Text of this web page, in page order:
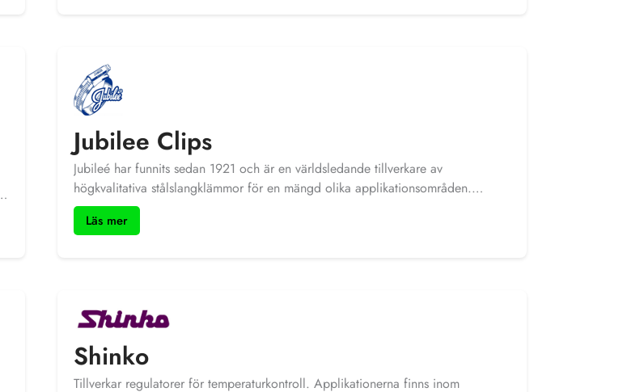
Jubilee Clips
Jubileé har funnits sedan 1921 och är en världsledande tillverkare av
högkvalitativa stålslangklämmor för en mängd olika applikationsområden.
Jubileé har ett brett modell program där en populär produkter är slangklämma
på löpmeter ”rulle”.
Läs mer
Shinko
Tillverkar regulatorer för temperaturkontroll. Applikationerna finns inom